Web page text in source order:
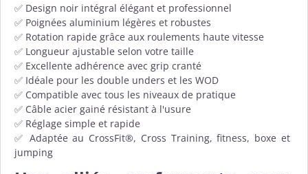
✅ Design noir intégral élégant et professionnel
✅ Poignées aluminium légères et robustes
✅ Rotation rapide grâce aux roulements haute vitesse
✅ Longueur ajustable selon votre taille
✅ Excellente adhérence avec grip cranté
✅ Idéale pour les double unders et les WOD
✅ Compatible avec tous les niveaux de pratique
✅ Câble acier gainé résistant à l'usure
✅ Réglage simple et rapide
✅ Adaptée au CrossFit®, Cross Training, fitness, boxe et
jumping